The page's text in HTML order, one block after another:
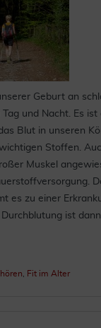
Geburt an
und Nacht. Es
Blut in unseren
Stoffen.
Muskel
es zu einer
ist
Fit im Alter